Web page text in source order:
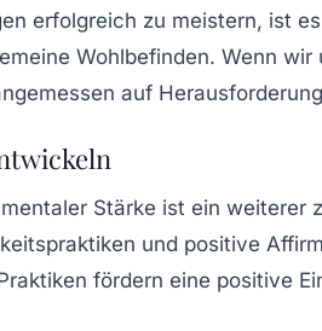
erfolgreich zu meistern, ist
Wohlbefinden. Wenn
auf
mentaler Stärke ist ein weiterer
und positive
fördern eine positive